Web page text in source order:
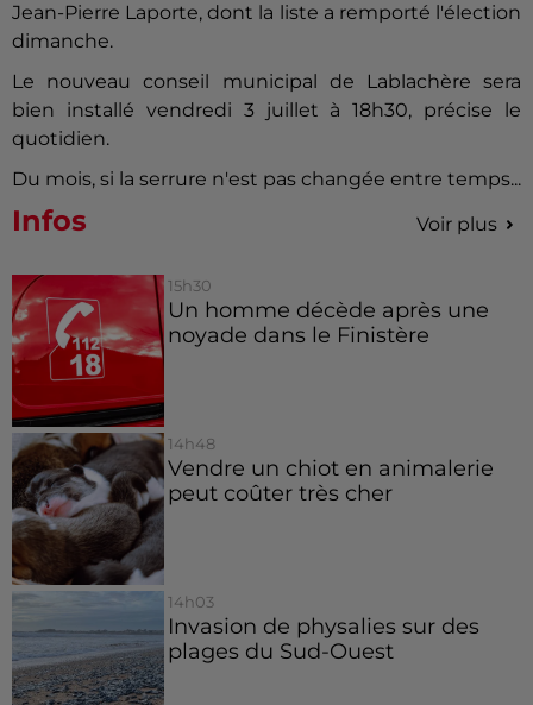
Jean-Pierre Laporte, dont la liste a remporté l'élection
dimanche.
Le nouveau conseil municipal de Lablachère sera
bien installé vendredi 3 juillet à 18h30, précise le
quotidien.
Du mois, si la serrure n'est pas changée entre temps...
Infos Voir plus
15h30
Un homme décède après une
noyade dans le Finistère
14h48
Vendre un chiot en animalerie
peut coûter très cher
14h03
Invasion de physalies sur des
plages du Sud-Ouest